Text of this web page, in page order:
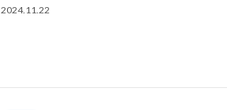
2024.11.22